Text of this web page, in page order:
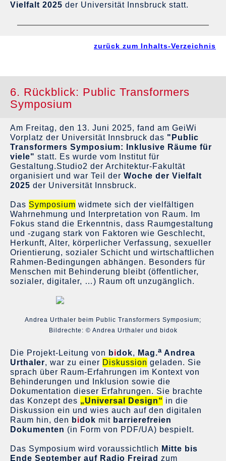
Vielfalt 2025 der Universität Innsbruck statt.
zurück zum Inhalts-Verzeichnis
6. Rückblick: Public Transformers
Symposium
Am Freitag, den 13. Juni 2025, fand am GeiWi
Vorplatz der Universität Innsbruck das "Public
Transformers Symposium: Inklusive Räume für
viele" statt. Es wurde vom Institut für
Gestaltung.Studio2 der Architektur-Fakultät
organisiert und war Teil der Woche der Vielfalt
2025 der Universität Innsbruck.
Das Symposium widmete sich der vielfältigen
Wahrnehmung und Interpretation von Raum. Im
Fokus stand die Erkenntnis, dass Raumgestaltung
und -zugang stark von Faktoren wie Geschlecht,
Herkunft, Alter, körperlicher Verfassung, sexueller
Orientierung, sozialer Schicht und wirtschaftlichen
Rahmen-Bedingungen abhängen. Besonders für
Menschen mit Behinderung bleibt (öffentlicher,
sozialer, digitaler, …) Raum oft unzugänglich.
Andrea Urthaler beim Public Transformers Symposium;
Bildrechte: © Andrea Urthaler und bidok
Die Projekt-Leitung von bidok, Mag.a Andrea
Urthaler, war zu einer Diskussion geladen. Sie
sprach über Raum-Erfahrungen im Kontext von
Behinderungen und Inklusion sowie die
Dokumentation dieser Erfahrungen. Sie brachte
das Konzept des „Universal Design“ in die
Diskussion ein und wies auch auf den digitalen
Raum hin, den bidok mit barrierefreien
Dokumenten (in Form von PDF/UA) bespielt.
Das Symposium wird voraussichtlich Mitte bis
Ende September auf Radio Freirad zum